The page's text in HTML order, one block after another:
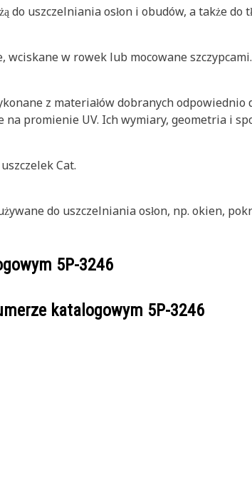
do uszczelniania osłon i obudów, a także
wciskane w rowek lub mocowane
z materiałów dobranych
promienie UV. Ich wymiary, geometria i
Cat.
do uszczelniania osłon, np. okien,
5P-3246
katalogowym 5P-3246